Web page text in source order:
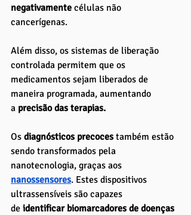
negativamente células não
cancerígenas.
Além disso, os sistemas de liberação
controlada permitem que os
medicamentos sejam liberados de
maneira programada, aumentando
a precisão das terapias.
Os diagnósticos precoces também estão
sendo transformados pela
nanotecnologia, graças aos
nanossensores. Estes dispositivos
ultrassensíveis são capazes
de identificar biomarcadores de doenças